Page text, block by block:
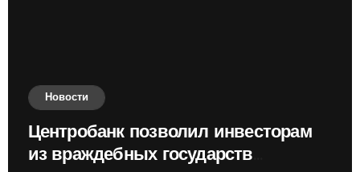
Новости
Центробанк позволил инвесторам
из враждебных государств